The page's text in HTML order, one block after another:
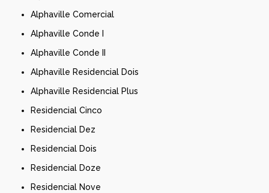
Alphaville Comercial
Alphaville Conde I
Alphaville Conde II
Alphaville Residencial Dois
Alphaville Residencial Plus
Residencial Cinco
Residencial Dez
Residencial Dois
Residencial Doze
Residencial Nove